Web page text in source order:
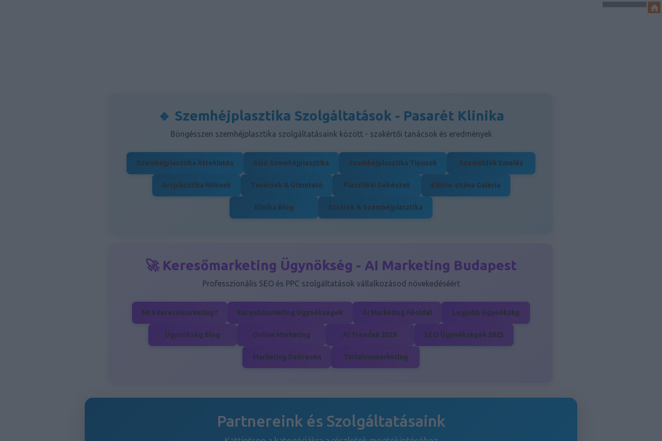
🔹 Szemhéjplasztika Szolgáltatások - Pasarét Klinika
Böngésszen szemhéjplasztika szolgáltatásaink között - szakértői tanácsok és eredmények
Szemhéjplasztika Áttekintés Alsó Szemhéjplasztika Szemhéjplasztika Típusok Szemöldök Emelés
Arcplasztika Nőknek Tanácsok & Útmutató Plasztikai Sebészet Előtte-Utána Galéria
Klinika Blog Sztárok & Szemhéjplasztika
🚀 Keresőmarketing Ügynökség - AI Marketing Budapest
Professzionális SEO és PPC szolgáltatások vállalkozásod növekedéséért
Mi a Keresőmarketing? Keresőmarketing Ügynökségek AI Marketing Főoldal Legjobb Ügynökség
Ügynökség Blog Online Marketing AI Trendek 2026 SEO Ügynökségek 2025
Marketing Debrecen Tartalommarketing
Partnereink és Szolgáltatásaink